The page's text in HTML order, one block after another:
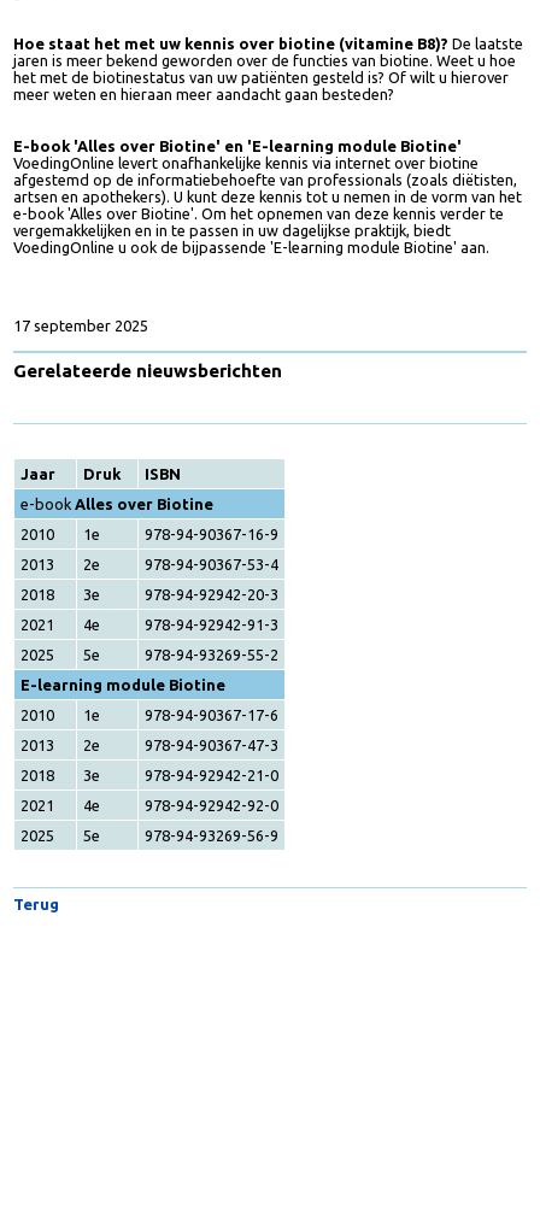
Andere ziektebeeldenBij welke andere ziektebeelden is een relatie
met biotine beschreven? Hoe kunt u het beste de biotinestatus van uw
patiënt bepalen? Op deze en andere vragen hopen wij u een antwoord
geven.
Hoe staat het met uw kennis over biotine (vitamine B8)?
jaren is meer bekend geworden over de functies van biotine. Weet u
het met de biotinestatus van uw patiënten gesteld is? Of wilt u hierover
meer weten en hieraan meer aandacht gaan besteden?
E-book 'Alles over Biotine' en 'E-learning module Biotine'
e-book 'Alles over Biotine'. Om het opnemen van deze kennis verder te
vergemakkelijken en in te passen in uw dagelijkse praktijk, biedt
VoedingOnline u ook de bijpassende 'E-learning module Biotine' aan.
Gerelateerde nieuwsberichten
Jaar Druk ISBN
e-bookAlles over Biotine
2010 1e 978-94-90367-16-9
2013 2e 978-94-90367-53-4
2018 3e
978-94-92942-20-3
2021
4e
978-94-92942-91-3
2025
5e
978-94-93269-55-2
E-learning module Biotine
2013
2e
978-94-90367-47-3